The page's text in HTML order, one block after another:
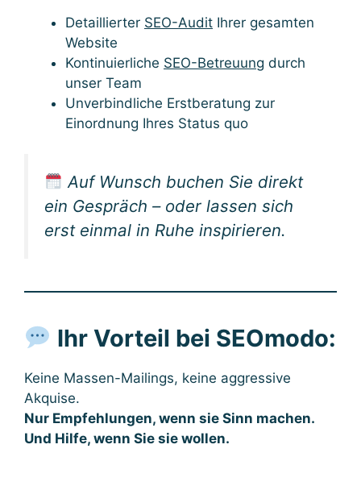
Detaillierter SEO-Audit Ihrer gesamten
Website
Kontinuierliche SEO-Betreuung durch
unser Team
Unverbindliche Erstberatung zur
Einordnung Ihres Status quo
Auf Wunsch buchen Sie direkt
ein Gespräch – oder lassen sich
erst einmal in Ruhe inspirieren.
Ihr Vorteil bei SEOmodo:
Keine Massen-Mailings, keine aggressive
Akquise.
Nur Empfehlungen, wenn sie Sinn machen.
Und Hilfe, wenn Sie sie wollen.